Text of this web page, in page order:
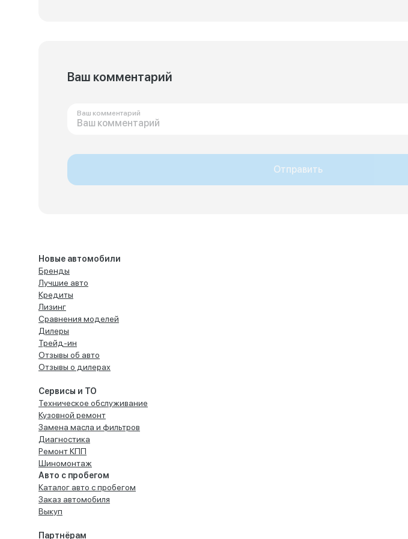
Ваш комментарий
Ваш комментарий
Отправить
Новые автомобили
Бренды
Лучшие авто
Кредиты
Лизинг
Сравнения моделей
Дилеры
Трейд-ин
Отзывы об авто
Отзывы о дилерах
Сервисы и ТО
Техническое обслуживание
Кузовной ремонт
Замена масла и фильтров
Диагностика
Ремонт КПП
Шиномонтаж
Авто с пробегом
Каталог авто с пробегом
Заказ автомобиля
Выкуп
Партнёрам